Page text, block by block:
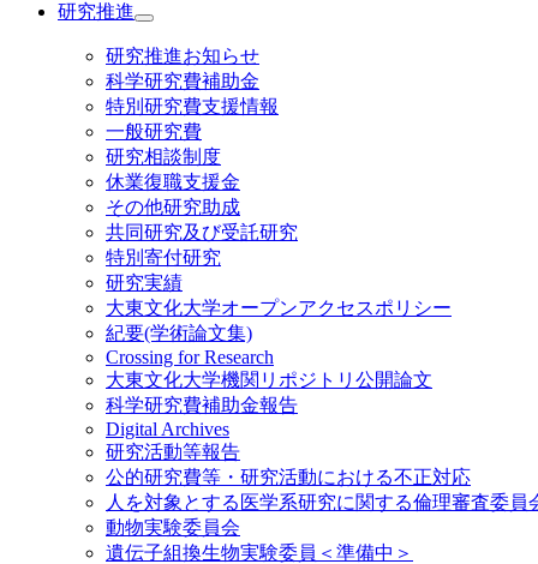
研究推進
研究推進お知らせ
科学研究費補助金
特別研究費支援情報
一般研究費
研究相談制度
休業復職支援金
その他研究助成
共同研究及び受託研究
特別寄付研究
研究実績
大東文化大学オープンアクセスポリシー
紀要(学術論文集)
Crossing for Research
大東文化大学機関リポジトリ公開論文
科学研究費補助金報告
Digital Archives
研究活動等報告
公的研究費等・研究活動における不正対応
人を対象とする医学系研究に関する倫理審査委員
動物実験委員会
遺伝子組換生物実験委員＜準備中＞